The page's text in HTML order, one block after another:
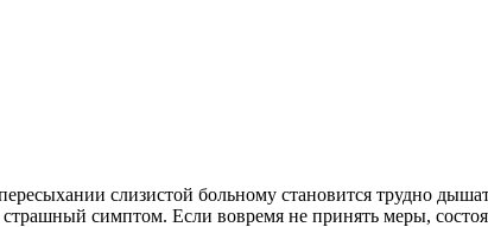
слизистой больному становится трудно
симптом. Если вовремя не принять меры,